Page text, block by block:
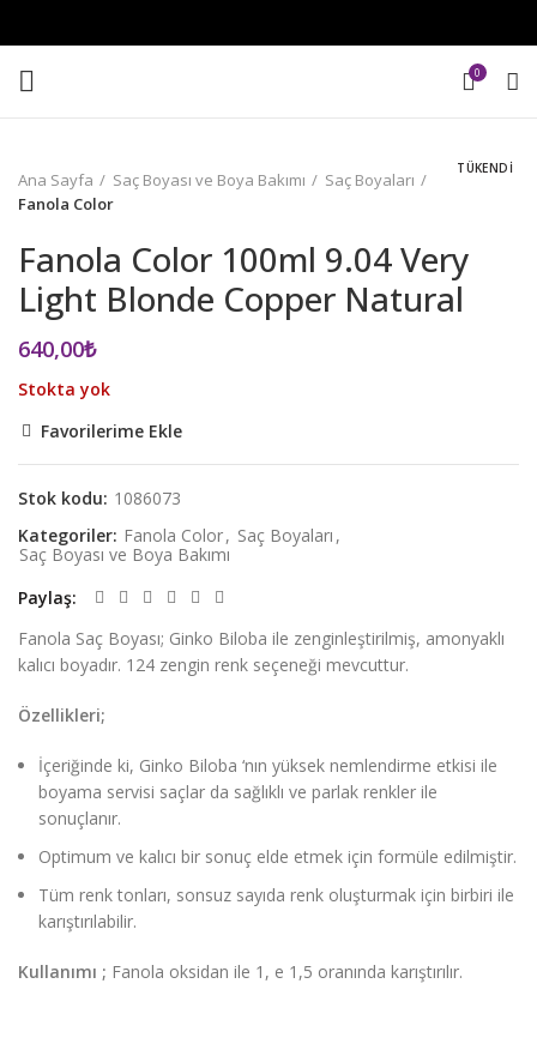
0
TÜKENDI
Ana Sayfa Saç Boyası ve Boya Bakımı
Saç Boyaları
Fanola Color
Fanola Color 100ml 9.04 Very
Light Blonde Copper Natural
640,00₺
Stokta yok
Favorilerime Ekle
Stok kodu: 1086073
Kategoriler: Fanola Color, Saç Boyaları ,
Saç Boyası ve Boya Bakımı
Paylaş
Fanola Saç Boyası; Ginko Biloba ile zenginleştirilmiş, amonyaklı
kalıcı boyadır. 124 zengin renk seçeneği mevcuttur.
Özellikleri;
İçeriğinde ki, Ginko Biloba ‘nın yüksek nemlendirme etkisi ile
boyama servisi saçlar da sağlıklı ve parlak renkler ile
sonuçlanır.
Optimum ve kalıcı bir sonuç elde etmek için formüle edilmiştir.
Tüm renk tonları, sonsuz sayıda renk oluşturmak için birbiri ile
karıştırılabilir.
Kullanımı ; Fanola oksidan ile 1, e 1,5 oranında karıştırılır.